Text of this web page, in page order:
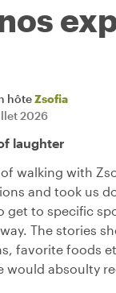
hôteZsofia
2026
laughter
walking with
and took us
get to specific
The stories
favorite foods
would absoulty